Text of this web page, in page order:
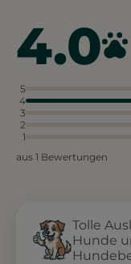
4.0
5
4
3
2
1
aus 1 Bewertungen
Tolle
Hunde